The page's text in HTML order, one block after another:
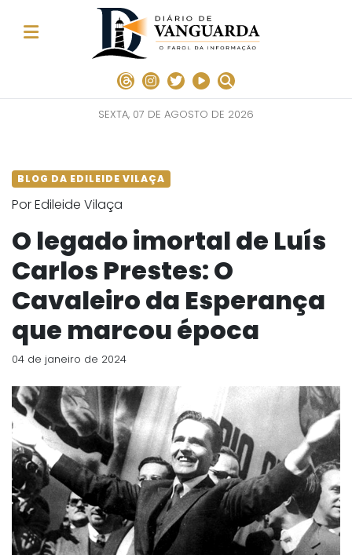
SEXTA, 07 DE AGOSTO DE 2026
BLOG DA EDILEIDE VILAÇA
Por Edileide Vilaça
O legado imortal de Luís
Carlos Prestes: O
Cavaleiro da Esperança
que marcou época
04 de janeiro de 2024